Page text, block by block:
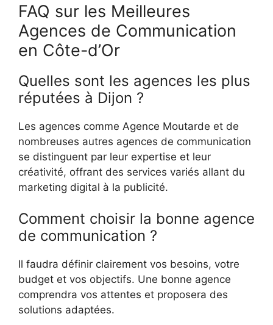
FAQ sur les Meilleures
Agences de Communication
en Côte-d’Or
Quelles sont les agences les plus
réputées à Dijon ?
Les agences comme Agence Moutarde et de
nombreuses autres agences de communication
se distinguent par leur expertise et leur
créativité, offrant des services variés allant du
marketing digital à la publicité.
Comment choisir la bonne agence
de communication ?
Il faudra définir clairement vos besoins, votre
budget et vos objectifs. Une bonne agence
comprendra vos attentes et proposera des
solutions adaptées.